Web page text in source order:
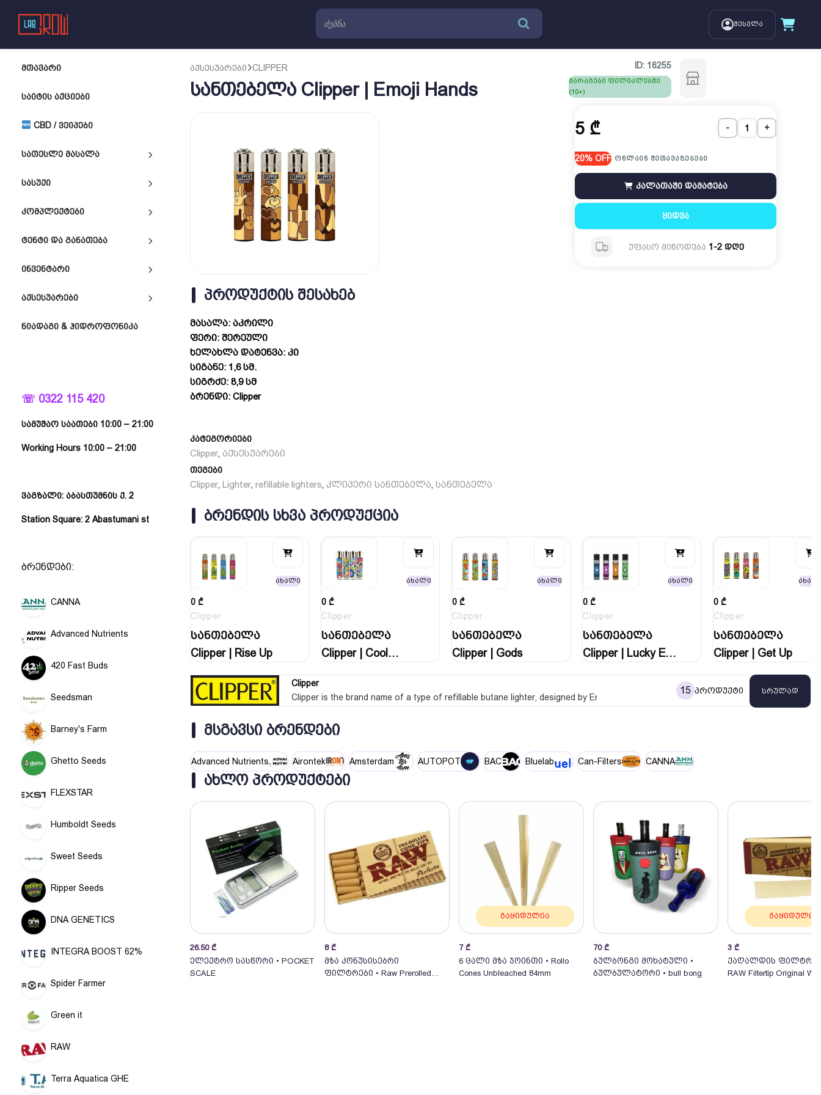
შესვლა
ᲛᲗᲐᲕᲐᲠᲘ
ᲡᲐᲘᲢᲘᲡ ᲐᲥᲪᲘᲔᲑᲘ
CBD / ᲕᲔᲘᲞᲔᲑᲘ
ᲡᲐᲗᲔᲡᲚᲔ ᲛᲐᲡᲐᲚᲐ
ᲡᲐᲡᲣᲥᲘ
ᲙᲝᲛᲞᲚᲔᲥᲢᲔᲑᲘ
ᲢᲔᲜᲢᲘ ᲓᲐ ᲒᲐᲜᲐᲗᲔᲑᲐ
ᲘᲜᲕᲔᲜᲢᲐᲠᲘ
ᲐᲥᲡᲔᲡᲣᲐᲠᲔᲑᲘ
ᲜᲘᲐᲓᲐᲒᲘ & ᲰᲘᲓᲠᲝᲤᲝᲜᲘᲙᲐ
☏ 0322 115 420
სამუშაო საათები 10:00 – 21:00
Working Hours 10:00 – 21:00
ვაგზალი: აბასთუმნის ქ. 2
Station Square: 2 Abastumani st
ბრენდები:
CANNA
Advanced Nutrients
420 Fast Buds
Seedsman
Barney's Farm
Ghetto Seeds
FLEXSTAR
Humboldt Seeds
Sweet Seeds
Ripper Seeds
DNA GENETICS
INTEGRA BOOST 62%
Spider Farmer
Green it
RAW
Terra Aquatica GHE
ᲐᲥᲡᲔᲡᲣᲐᲠᲔᲑᲘ CLIPPER
სანთებელა Clipper | Emoji Hands
ID: 16255
მარაგები ფილიალებში
(10+)
ᲞᲠᲝᲓᲣᲥᲢᲘᲡ ᲨᲔᲡᲐᲮᲔᲑ
მასალა: აკრილი
ფერი: შერეული
ხელახლა დატენვა: კი
სიგანე: 1,6 სმ.
სიგრძე: 8,9 სმ
ბრენდი: Clipper
კატეგორიები
Clipper, აქსესუარები
თეგები
Clipper, Lighter, refillable lighters, კლიპერი სანთებელა, სანთებელა
5 ₾ - +
20% OFF ონლაინ შეთავაზებები
კალათაში დამატება
ყიდვა
უფასო მიწოდება 1-2 დღე
ᲑᲠᲔᲜᲓᲘᲡ ᲡᲮᲕᲐ ᲞᲠᲝᲓᲣᲥᲪᲘᲐ
ახალი
0 ₾
Clipper
სანთებელა
Clipper | Rise Up
ახალი
0 ₾
Clipper
სანთებელა
Clipper | Cool
ახალი
0 ₾
Clipper
სანთებელა
Clipper | Gods
ახალი
0 ₾
Clipper
სანთებელა
Clipper | Lucky Eye
0 ₾
Clipper
სანთებელა
Clipper | Get Up
Clipper
Clipper is the brand name of a type of refillable butane lighter, designed by Enric Sardà and owned by Flamagas S.A. since 1959.
15 პროდუქტი სრულად
ᲛᲡᲒᲐᲕᲡᲘ ᲑᲠᲔᲜᲓᲔᲑᲘ
Advanced Nutrients Airontek Amsterdam AUTOPOT BAC Bluelab Can-Filters CANNA
ᲐᲮᲚᲝ ᲞᲠᲝᲓᲣᲥᲢᲔᲑᲘ
26.50 ₾
ელექტრო სასწორი • POCKET
SCALE
8 ₾
მზა კონუსისებრი
ფილტრები • Raw Prerolled
გაყიდულია
7 ₾
6 ცალი მზა ჯოინთი • Rollo
Cones Unbleached 84mm
70 ₾
ბულბონგი მოხატული •
ბულბულატორი • bull bong
გაყიდულია
3 ₾
ქაღალდის
RAW Filtertip Original